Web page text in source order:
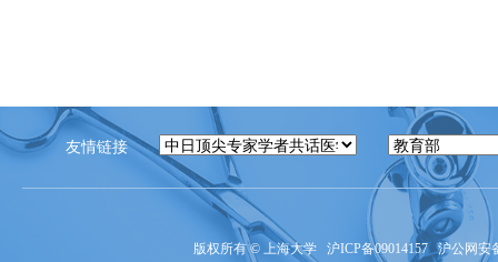
友情链接
版权所有 © 上海大学 沪ICP备09014157 沪公网安